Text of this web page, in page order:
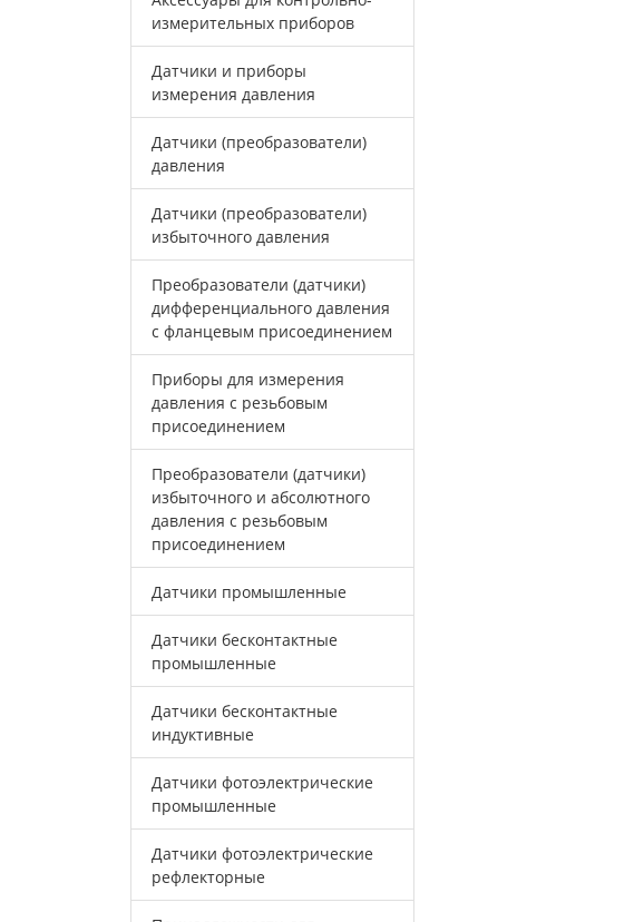
измерительных приборов
Датчики и приборы
измерения давления
Датчики (преобразователи)
давления
Датчики (преобразователи)
избыточного давления
Преобразователи (датчики)
дифференциального давления
с фланцевым присоединением
Приборы для измерения
давления с резьбовым
присоединением
Преобразователи (датчики)
избыточного и абсолютного
давления с резьбовым
присоединением
Датчики промышленные
Датчики бесконтактные
промышленные
Датчики бесконтактные
индуктивные
Датчики фотоэлектрические
промышленные
Датчики фотоэлектрические
рефлекторные